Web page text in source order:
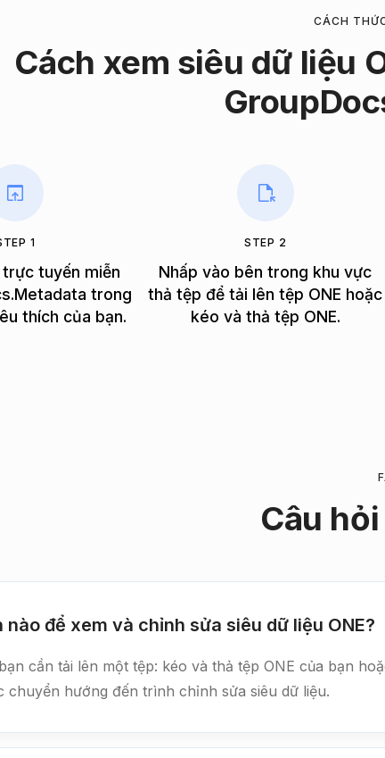
CÁCH
Cách xem siêu dữ liệu
1
tuyến miễn
trong
thích của bạn.
STEP 2
Nhấp vào bên trong khu vực
thả tệp để tải lên tệp ONE hoặc
kéo và thả tệp ONE.
Câu
nào để xem và chỉnh sửa siêu dữ liệu ONE?
cần tải lên một tệp: kéo và thả tệp ONE của bạn
chuyển hướng đến trình chỉnh sửa siêu dữ liệu.